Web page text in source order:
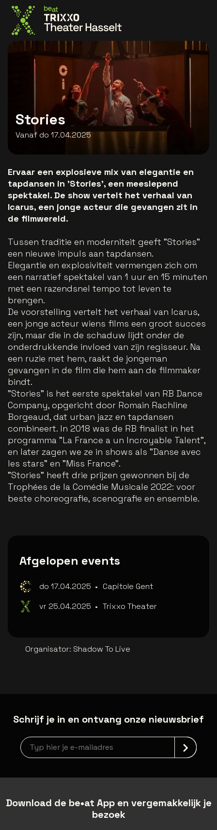
Ga naar de homepage
Stories
Vanaf do 17.04.2025
Ervaar een explosieve mix van elegantie en
tapdansen in 'Stories', een meeslepend
spektakel. De show vertelt het verhaal van
Icarus, een jonge acteur die gevangen zit in
de filmwereld.
Tussen traditie en moderniteit geeft "Stories"
een nieuwe impuls aan tapdansen.
Elegantie en explosiviteit vermengen zich om
een narratief spektakel van 1 uur en 15 minuten
met een razendsnel tempo tot leven te
brengen.
De voorstelling vertelt het verhaal van Icarus,
een jonge acteur wiens films een groot succes
zijn, maar die in de schaduw lijdt onder de
onderdrukkende invloed van zijn regisseur. Na
een ruzie met hem, raakt de jongeman
gevangen in de film die hem aan de filmmaker
bindt.
"Stories" is het eerste spektakel van RB Dance
Company, opgericht door Romain Rachline
Borgeaud, dat urban jazz en tapdansen
combineert. In 2018 was de RB finalist in het
programma "La France a un Incroyable Talent",
en later zagen we ze in shows als "Danse avec
les stars" en "Miss France".
"Stories" heeft drie prijzen gewonnen bij de
Trophées de la Comédie Musicale 2022: voor
beste choreografie, scenografie en ensemble.
Afgelopen events
do 17.04.2025 • Capitole Gent
vr 25.04.2025 • Trixxo Theater
Organisator: Shadow To Live
Schrijf je in en ontvang onze nieuwsbrief
Nieuwsbrief aanmelding
Download de be•at App en vergemakkelijk je
bezoek